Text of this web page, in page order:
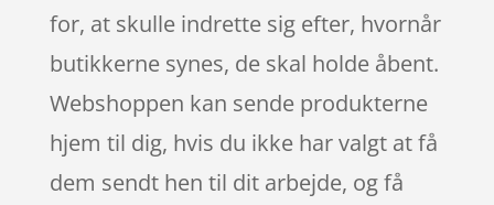
for, at skulle indrette sig efter, hvornår
butikkerne synes, de skal holde åbent.
Webshoppen kan sende produkterne
hjem til dig, hvis du ikke har valgt at få
dem sendt hen til dit arbejde, og få